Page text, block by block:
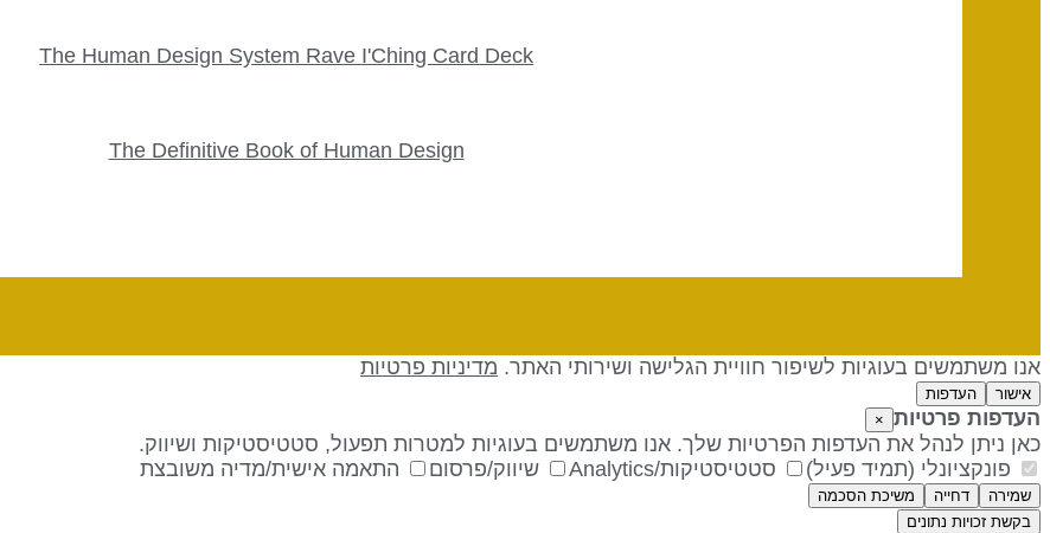
The Human Design System Rave I'Ching Card Deck
The Definitive Book of Human Design
אנו משתמשים בעוגיות לשיפור חוויית הגלישה ושירותי האתר. מדיניות פרטיות
אישור העדפות
העדפות פרטיות ×
כאן ניתן לנהל את העדפות הפרטיות שלך. אנו משתמשים בעוגיות למטרות תפעול, סטטיסטיקות ושיווק.
פונקציונלי (תמיד פעיל)
סטטיסטיקות/Analytics שיווק/פרסום התאמה אישית/מדיה משובצת
שמירה דחייה
משיכת הסכמה
בקשת זכויות נתונים